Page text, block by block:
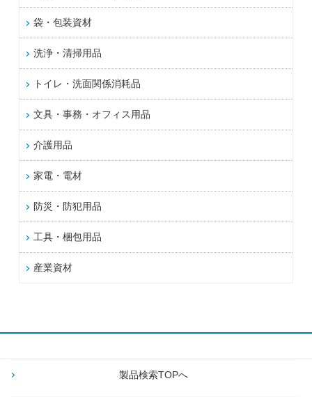
袋・包装資材
洗浄・清掃用品
トイレ・洗面関係消耗品
文具・事務・オフィス用品
介護用品
家電・電材
防災・防犯用品
工具・梱包用品
産業資材
製品検索TOPへ